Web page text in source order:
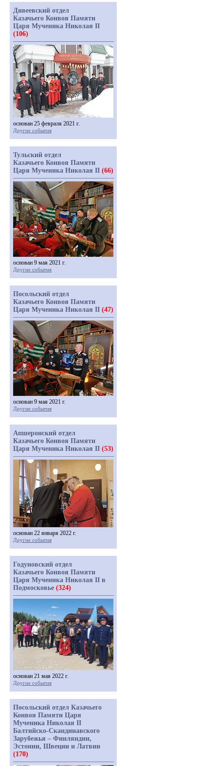
Дивеевский отдел
Казачьего Конвоя Памяти
Царя Мученика Николая II
(106)
основан 25 февраля 2021 г.
Другие события
Тульский отдел
Казачьего Конвоя Памяти
Царя Мученика Николая II (66)
основан 9 мая 2021 г.
Другие события
Посольский отдел
Казачьего Конвоя Памяти
Царя Мученика Николая II (47)
основан 9 мая 2021 г.
Другие события
Апшеронский отдел
Казачьего Конвоя Памяти
Царя Мученика Николая II (53)
основан 22 января 2022 г.
Другие события
Годуновский отдел
Казачьего Конвоя Памяти
Царя Мученика Николая II в
Подмосковье (324)
основан 21 мая 2022 г.
Другие события
Посольский отдел Казачьего
Конвоя Памяти Царя
Мученика Николая II
Балтийско-Скандинавского
Зарубежья – Финляндии,
Эстонии, Швеции и Латвии
(170)